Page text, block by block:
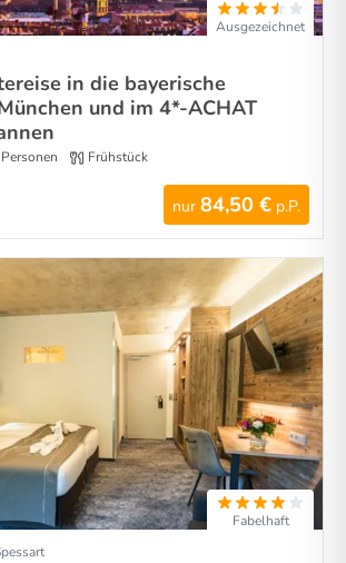
Ausgezeichnet
in die bayerische
und im 4*-ACHAT
Frühstück
nur 84,50 € p.P.
Fabelhaft